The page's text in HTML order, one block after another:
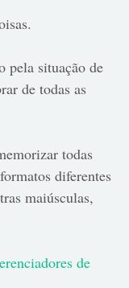
pela situação de
de todas as
todas
diferentes
maiúsculas,
de